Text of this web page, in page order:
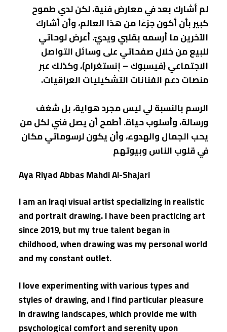
لم أشارك بعد في معارض فنية، لكن لدي طموح
كبير بأن أكون جزءًا من هذا العالم، وأن أشارك
الآخرين ما أرسمه بقلبي ويديّ. أعرض لوحاتي
للبيع من خلال صفحاتي على وسائل التواصل
الاجتماعي (فيسبوك – إنستغرام)، وكذلك عبر
منصات دعم الفنانات التشكيليات العراقيات.
الرسم بالنسبة لي ليس مجرد هواية، بل شغف
ورسالة، وأسلوب حياة. أطمح أن يصل فني لكل من
يحب الجمال والهدوء، وأن يكون لرسوماتي مكان
في قلوب الناس وبيوتهم
Aya Riyad Abbas Mahdi Al-Shajari
I am an Iraqi visual artist specializing in realistic
and portrait drawing. I have been practicing art
since 2019, but my true talent began in
childhood, when drawing was my personal world
and my constant outlet.
I love experimenting with various types and
styles of drawing, and I find particular pleasure
in drawing landscapes, which provide me with
psychological comfort and serenity upon